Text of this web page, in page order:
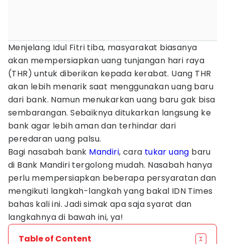
Menjelang Idul Fitri tiba, masyarakat biasanya
akan mempersiapkan uang tunjangan hari raya
(THR) untuk diberikan kepada kerabat. Uang THR
akan lebih menarik saat menggunakan uang baru
dari bank. Namun menukarkan uang baru gak bisa
sembarangan. Sebaiknya ditukarkan langsung ke
bank agar lebih aman dan terhindar dari
peredaran uang palsu.
Bagi nasabah bank Mandiri, cara tukar uang baru
di Bank Mandiri tergolong mudah. Nasabah hanya
perlu mempersiapkan beberapa persyaratan dan
mengikuti langkah-langkah yang bakal IDN Times
bahas kali ini. Jadi simak apa saja syarat dan
langkahnya di bawah ini, ya!
Table of Content